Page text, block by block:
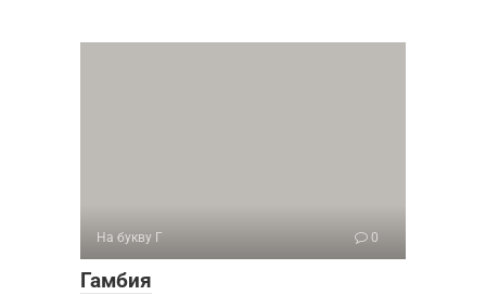
На букву Г 0
Гамбия